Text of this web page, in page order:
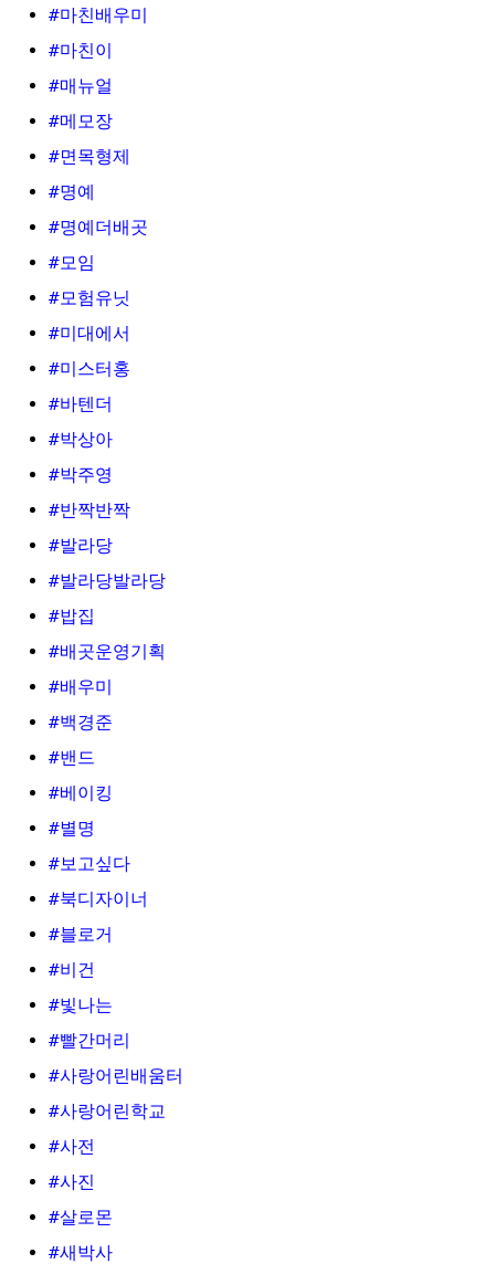
#마친배우미
#마친이
#매뉴얼
#메모장
#면목형제
#명예
#명예더배곳
#모임
#모험유닛
#미대에서
#미스터홍
#바텐더
#박상아
#박주영
#반짝반짝
#발라당
#발라당발라당
#밥집
#배곳운영기획
#배우미
#백경준
#밴드
#베이킹
#별명
#보고싶다
#북디자이너
#블로거
#비건
#빛나는
#빨간머리
#사랑어린배움터
#사랑어린학교
#사전
#사진
#살로몬
#새박사